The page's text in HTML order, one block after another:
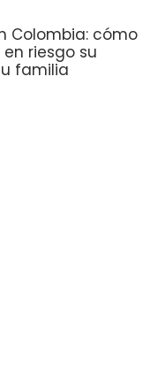
Colombia: cómo
riesgo su
familia